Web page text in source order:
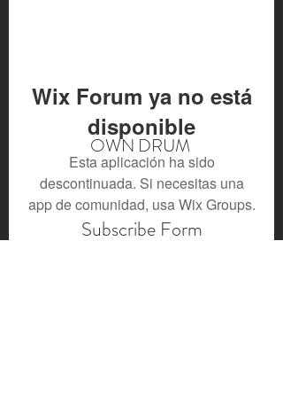
Wix Forum ya no está
disponible
Esta aplicación ha sido
descontinuada. Si necesitas una
app de comunidad, usa Wix Groups.
OWN DRUM
Subscribe Form